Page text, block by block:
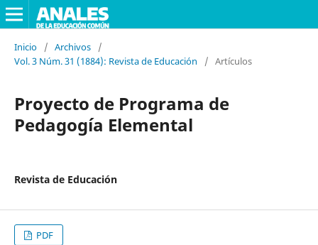
Inicio / Archivos
/
Vol. 3 Núm. 31 (1884): Revista de Educación
/ Artículos
Proyecto de Programa de
Pedagogía Elemental
Revista de Educación
PDF